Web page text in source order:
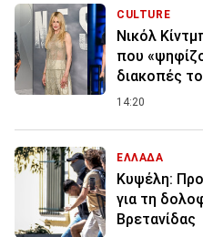
CULTURE
Νικόλ
που
διακοπές
14:20
ΕΛΛΑΔΑ
Κυψέλη:
για τη
Βρετανίδας